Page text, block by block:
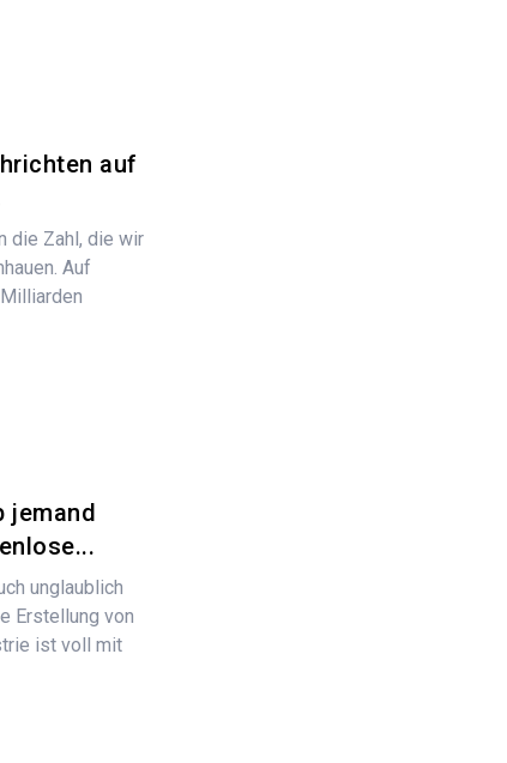
auf
die Zahl, die wir
Auf
jemand
unglaublich
Erstellung von
ist voll mit